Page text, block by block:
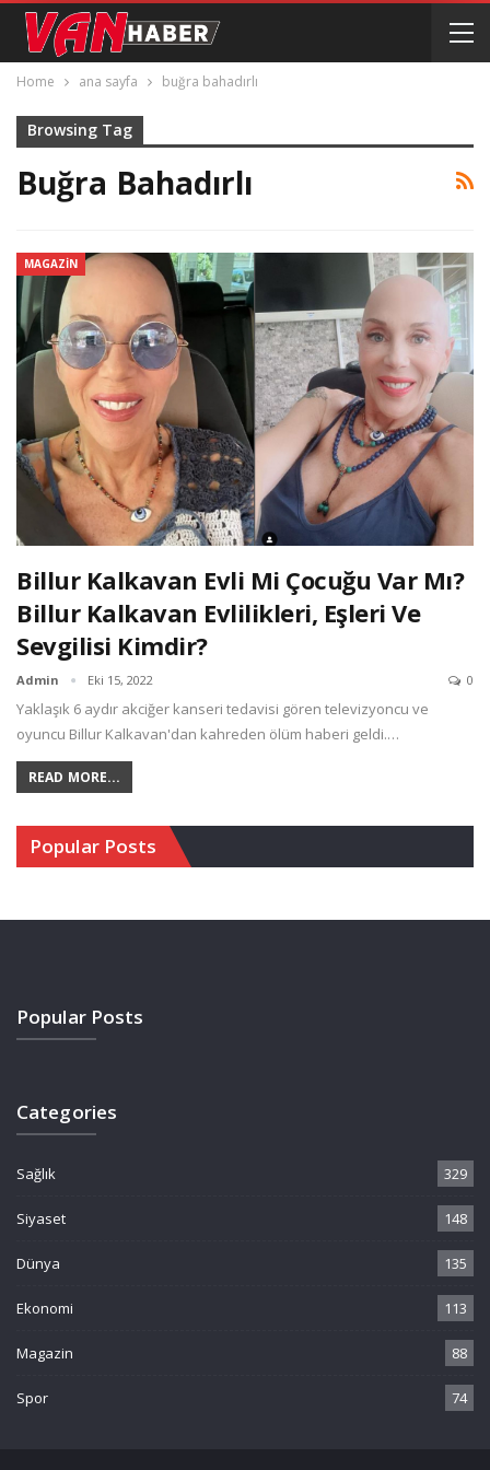
Home ana sayfa buğra bahadırlı
Browsing Tag
Buğra Bahadırlı
MAGAZIN
Billur Kalkavan Evli Mi Çocuğu Var Mı?
Billur Kalkavan Evlilikleri, Eşleri Ve
Sevgilisi Kimdir?
Admin Eki 15, 2022 0
Yaklaşık 6 aydır akciğer kanseri tedavisi gören televizyoncu ve
oyuncu Billur Kalkavan'dan kahreden ölüm haberi geldi.…
READ MORE...
Popular Posts
Popular Posts
Categories
Sağlık 329
Siyaset 148
Dünya 135
Ekonomi 113
Magazin 88
Spor 74